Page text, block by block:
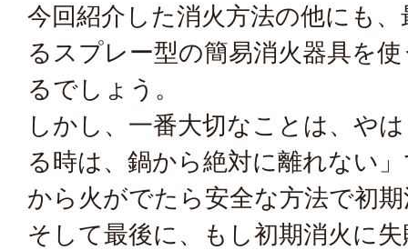
今回紹介した消火方法の他にも
るスプレー型の簡易消火器具を
るでしょう。
しかし、一番大切なことは、や
る時は、鍋から絶対に離れない
から火がでたら安全な方法で初
そして最後に、もし初期消火に